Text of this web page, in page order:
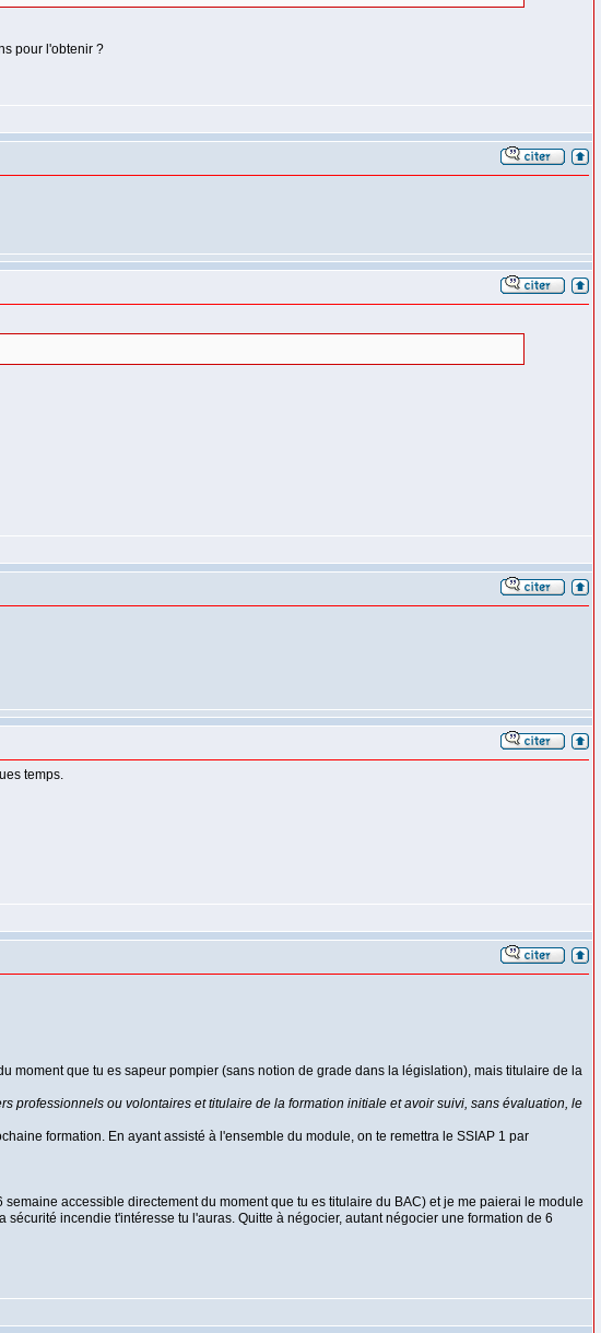
pour l'obtenir ?
temps.
que tu es sapeur pompier (sans notion de grade dans la législation), mais titulaire de la
professionnels ou volontaires et titulaire de la formation initiale et avoir suivi, sans évaluation, le
formation. En ayant assisté à l'ensemble du module, on te remettra le SSIAP 1 par
accessible directement du moment que tu es titulaire du BAC) et je me paierai le module
incendie t'intéresse tu l'auras. Quitte à négocier, autant négocier une formation de 6